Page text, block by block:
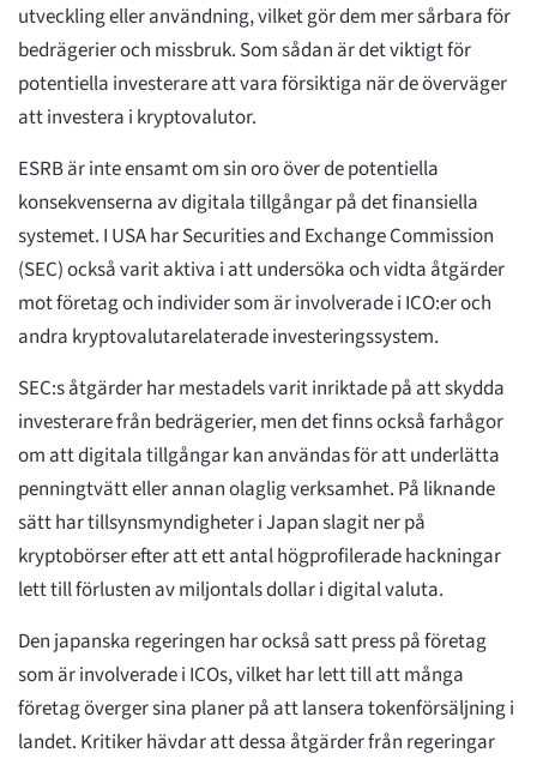
utveckling eller användning, vilket gör dem mer sårbara för
bedrägerier och missbruk. Som sådan är det viktigt för
potentiella investerare att vara försiktiga när de överväger
att investera i kryptovalutor.
ESRB är inte ensamt om sin oro över de potentiella
konsekvenserna av digitala tillgångar på det finansiella
systemet. I USA har Securities and Exchange Commission
(SEC) också varit aktiva i att undersöka och vidta åtgärder
mot företag och individer som är involverade i ICO:er och
andra kryptovalutarelaterade investeringssystem.
SEC:s åtgärder har mestadels varit inriktade på att skydda
investerare från bedrägerier, men det finns också farhågor
om att digitala tillgångar kan användas för att underlätta
penningtvätt eller annan olaglig verksamhet. På liknande
sätt har tillsynsmyndigheter i Japan slagit ner på
kryptobörser efter att ett antal högprofilerade hackningar
lett till förlusten av miljontals dollar i digital valuta.
Den japanska regeringen har också satt press på företag
som är involverade i ICOs, vilket har lett till att många
företag överger sina planer på att lansera tokenförsäljning i
landet. Kritiker hävdar att dessa åtgärder från regeringar